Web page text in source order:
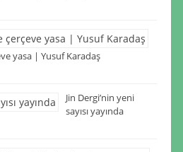
yasa | Yusuf Karadaş
Jin Dergi’nin yeni
sayısı yayında